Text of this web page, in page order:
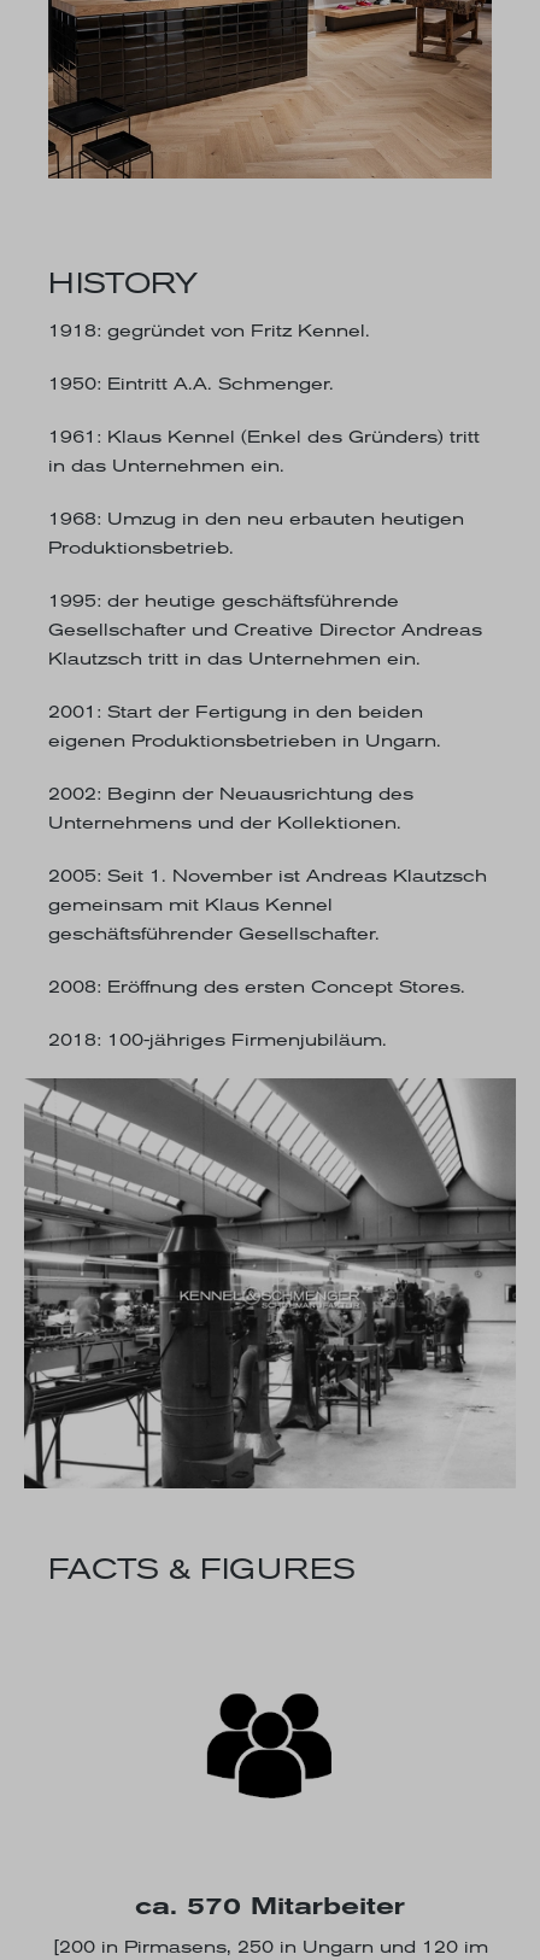
HISTORY
1918: gegründet von Fritz Kennel.
1950: Eintritt A.A. Schmenger.
1961 : Klaus Kennel (Enkel des Gründers) tritt
in das Unternehmen ein.
1968: Umzug in den neu erbauten heutigen
Produktionsbetrieb.
1995: der heutige geschäftsführende
Gesellschafter und Creative Director Andreas
Klautzsch tritt in das Unternehmen ein.
2001 : Start der Fertigung in den beiden
eigenen Produktionsbetrieben in Ungarn.
2002: Beginn der Neuausrichtung des
Unternehmens und der Kollektionen.
2005: Seit 1. November ist Andreas Klautzsch
gemeinsam mit Klaus Kennel
geschäftsführender Gesellschafter.
2008: Eröffnung des ersten Concept Stores.
2018: 100-jähriges Firmenjubiläum.
FACTS & FIGURES
ca. 570 Mitarbeiter
[200 in Pirmasens, 250 in Ungarn und 120 im